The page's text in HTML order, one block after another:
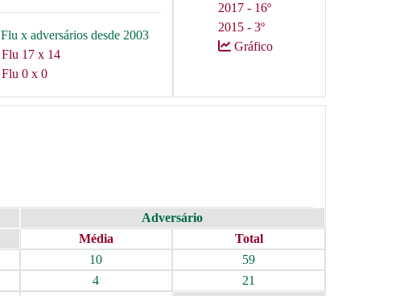
Flu x adversários desde 2003
Flu 17 x 14
Flu 0 x 0
2017 - 16º
2015 - 3º
Gráfico
Adversário
Média
Total
10
59
4
21